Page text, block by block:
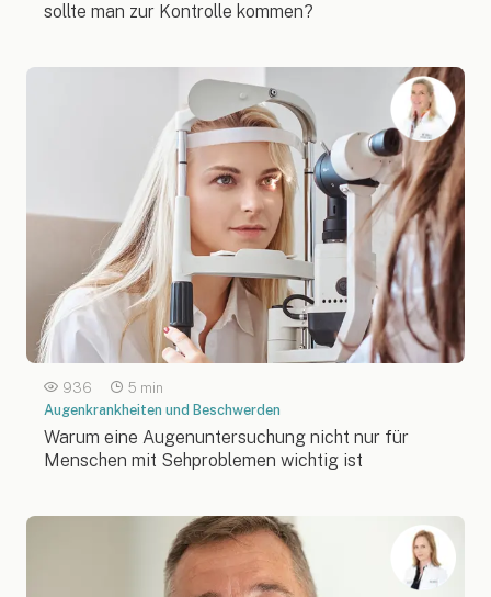
sollte man zur Kontrolle kommen?
936
5 min
Augenkrankheiten und Beschwerden
Warum eine Augenuntersuchung nicht nur für
Menschen mit Sehproblemen wichtig ist